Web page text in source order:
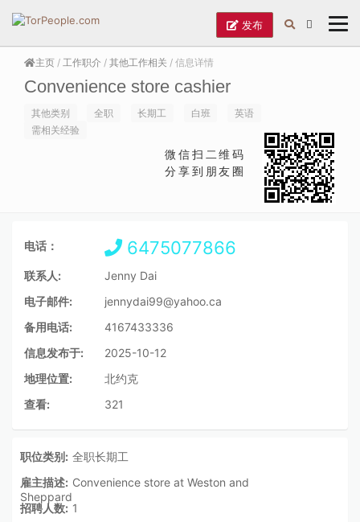
发布
主页 / 工作职介 / 其他工作相关 / 信息详情
Convenience store cashier
其他类别 全职 长期工 白班
英语
需相关经验
微信扫二维码
分享到朋友圈
电话： 6475077866
联系人:
Jenny Dai
电子邮件:
jennydai99@yahoo.ca
备用电话:
4167433336
信息发布于:
2025-10-12
地理位置:
北约克
查看:
321
职位类别: 全职长期工
雇主描述: Convenience store at Weston and
Sheppard
招聘人数: 1